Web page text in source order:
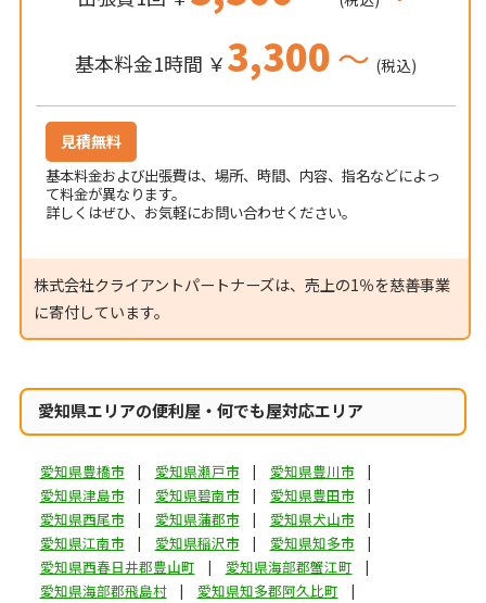
基本料金1時間 ￥3,300～ (税込)
見積無料
基本料金および出張費は、場所、時間、内容、指名などによっ
て料金が異なります。
詳しくはぜひ、お気軽にお問い合わせください。
株式会社クライアントパートナーズは、売上の1％を慈善事業
に寄付しています。
愛知県エリアの便利屋・何でも屋対応エリア
愛知県豊橋市 愛知県瀬戸市
愛知県豊川市
愛知県津島市
愛知県碧南市
愛知県豊田市
愛知県西尾市
愛知県蒲郡市
愛知県犬山市
愛知県江南市
愛知県稲沢市
愛知県知多市
愛知県西春日井郡豊山町
愛知県海部郡蟹江町
愛知県海部郡飛島村
愛知県知多郡阿久比町